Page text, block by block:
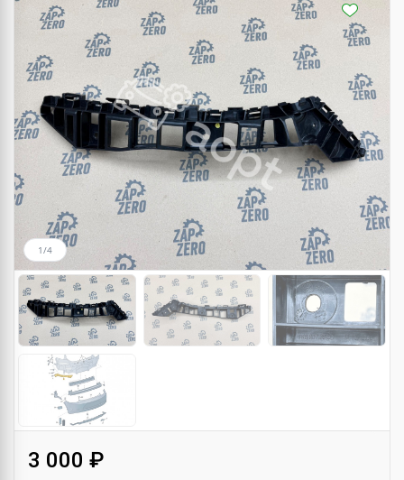
1/4
3 000 ₽